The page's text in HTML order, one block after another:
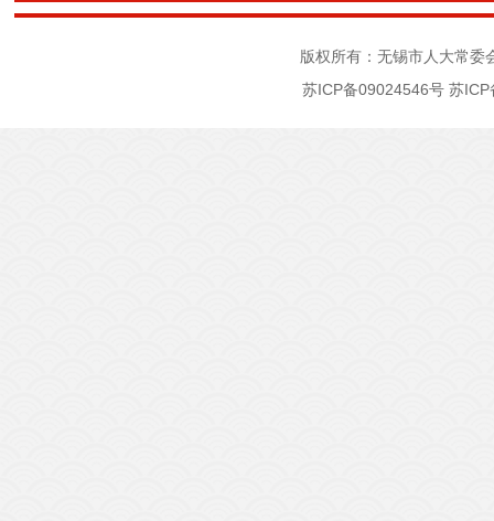
版权所有：无锡市人大常
苏ICP备09024546号 苏ICP